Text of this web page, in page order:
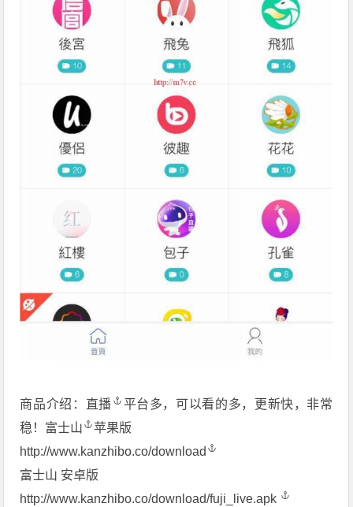
商品介绍： 直播
平台多，可以看的多，更新快，非常
稳！ 富士山
苹果版
http://www.kanzhibo.co/download
富士山 安卓版
http://www.kanzhibo.co/download/fuji_live.apk